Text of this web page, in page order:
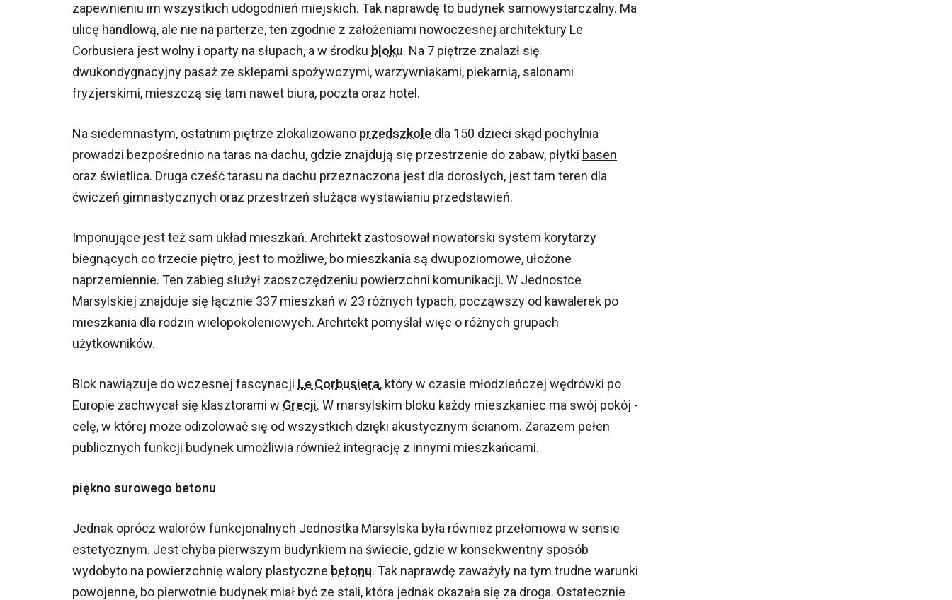
zapewnieniu im wszystkich udogodnień miejskich. Tak naprawdę to budynek samowystarczalny. Ma
ulicę handlową, ale nie na parterze, ten zgodnie z założeniami nowoczesnej architektury Le
Corbusiera jest wolny i oparty na słupach, a w środku bloku. Na 7 piętrze znalazł się
dwukondygnacyjny pasaż ze sklepami spożywczymi, warzywniakami, piekarnią, salonami
fryzjerskimi, mieszczą się tam nawet biura, poczta oraz hotel.
Na siedemnastym, ostatnim piętrze zlokalizowano przedszkole dla 150 dzieci skąd pochylnia
prowadzi bezpośrednio na taras na dachu, gdzie znajdują się przestrzenie do zabaw, płytki basen
oraz świetlica. Druga cześć tarasu na dachu przeznaczona jest dla dorosłych, jest tam teren dla
ćwiczeń gimnastycznych oraz przestrzeń służąca wystawianiu przedstawień.
Imponujące jest też sam układ mieszkań. Architekt zastosował nowatorski system korytarzy
biegnących co trzecie piętro, jest to możliwe, bo mieszkania są dwupoziomowe, ułożone
naprzemiennie. Ten zabieg służył zaoszczędzeniu powierzchni komunikacji. W Jednostce
Marsylskiej znajduje się łącznie 337 mieszkań w 23 różnych typach, począwszy od kawalerek po
mieszkania dla rodzin wielopokoleniowych. Architekt pomyślał więc o różnych grupach
użytkowników.
Blok nawiązuje do wczesnej fascynacji Le Corbusiera, który w czasie młodzieńczej wędrówki po
Europie zachwycał się klasztorami w Grecji. W marsylskim bloku każdy mieszkaniec ma swój pokój -
celę, w której może odizolować się od wszystkich dzięki akustycznym ścianom. Zarazem pełen
publicznych funkcji budynek umożliwia również integrację z innymi mieszkańcami.
piękno surowego betonu
Jednak oprócz walorów funkcjonalnych Jednostka Marsylska była również przełomowa w sensie
estetycznym. Jest chyba pierwszym budynkiem na świecie, gdzie w konsekwentny sposób
wydobyto na powierzchnię walory plastyczne betonu. Tak naprawdę zaważyły na tym trudne warunki
powojenne, bo pierwotnie budynek miał być ze stali, która jednak okazała się za droga. Ostatecznie